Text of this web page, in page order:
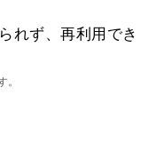
れず、再利用でき